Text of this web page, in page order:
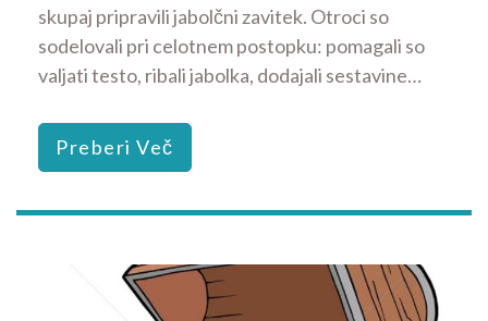
skupaj pripravili jabolčni zavitek. Otroci so
sodelovali pri celotnem postopku: pomagali so
valjati testo, ribali jabolka, dodajali sestavine…
Preberi Več